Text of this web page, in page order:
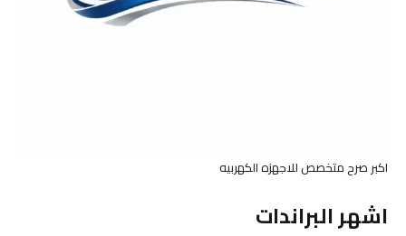
اكبر صرح متخصص للاجهزه الكهربيه
اشهر البراندات